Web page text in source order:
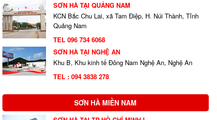
SƠN HÀ TẠI QUẢNG NAM
KCN Bắc Chu Lai, xã Tam Điệp, H. Núi Thành, Tỉnh
Quảng Nam
TEL 096 734 6068
SƠN HÀ TẠI NGHỆ AN
Khu B, Khu kinh tế Đông Nam Nghệ An, Nghệ An
TEL : 094 3838 278
SƠN HÀ MIỀN NAM